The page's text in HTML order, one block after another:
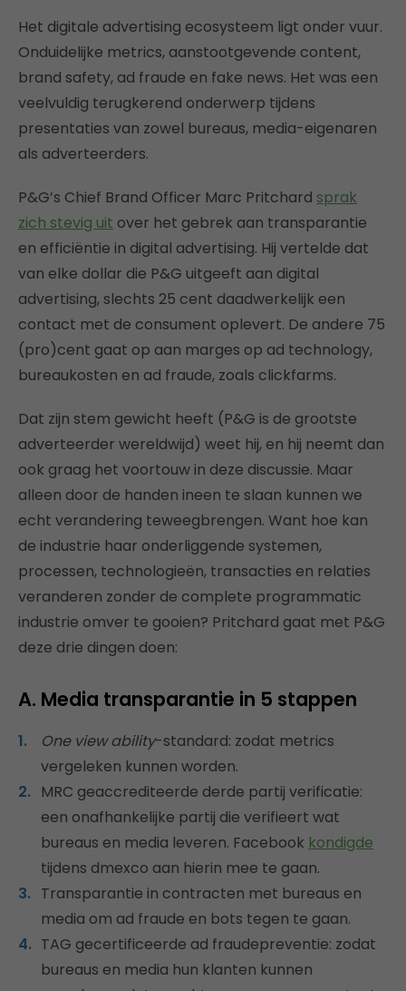
Het digitale advertising ecosysteem ligt onder vuur.
Onduidelijke metrics, aanstootgevende content,
brand safety, ad fraude en fake news. Het was een
veelvuldig terugkerend onderwerp tijdens
presentaties van zowel bureaus, media-eigenaren
als adverteerders.
P&G’s Chief Brand Officer Marc Pritchard sprak
zich stevig uit over het gebrek aan transparantie
en efficiëntie in digital advertising. Hij vertelde dat
van elke dollar die P&G uitgeeft aan digital
advertising, slechts 25 cent daadwerkelijk een
contact met de consument oplevert. De andere 75
(pro)cent gaat op aan marges op ad technology,
bureaukosten en ad fraude, zoals clickfarms.
Dat zijn stem gewicht heeft (P&G is de grootste
adverteerder wereldwijd) weet hij, en hij neemt dan
ook graag het voortouw in deze discussie. Maar
alleen door de handen ineen te slaan kunnen we
echt verandering teweegbrengen. Want hoe kan
de industrie haar onderliggende systemen,
processen, technologieën, transacties en relaties
veranderen zonder de complete programmatic
industrie omver te gooien? Pritchard gaat met P&G
deze drie dingen doen:
A. Media transparantie in 5 stappen
One view ability-standard: zodat metrics
vergeleken kunnen worden.
MRC geaccrediteerde derde partij verificatie:
een onafhankelijke partij die verifieert wat
bureaus en media leveren. Facebook kondigde
tijdens dmexco aan hierin mee te gaan.
Transparantie in contracten met bureaus en
media om ad fraude en bots tegen te gaan.
TAG gecertificeerde ad fraudepreventie: zodat
bureaus en media hun klanten kunnen